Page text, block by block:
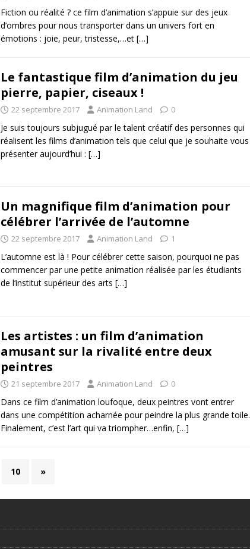
Fiction ou réalité ? ce film d’animation s’appuie sur des jeux
d’ombres pour nous transporter dans un univers fort en
émotions : joie, peur, tristesse,…et […]
Le fantastique film d’animation du jeu
pierre, papier, ciseaux !
22 septembre 2017 Animation Land 0
Je suis toujours subjugué par le talent créatif des personnes qui
réalisent les films d’animation tels que celui que je souhaite vous
présenter aujourd’hui : […]
Un magnifique film d’animation pour
célébrer l’arrivée de l’automne
22 septembre 2017 Animation Land 1
L’automne est là ! Pour célébrer cette saison, pourquoi ne pas
commencer par une petite animation réalisée par les étudiants
de l‘institut supérieur des arts […]
Les artistes : un film d’animation
amusant sur la rivalité entre deux
peintres
21 septembre 2017 Animation Land 0
Dans ce film d’animation loufoque, deux peintres vont entrer
dans une compétition acharnée pour peindre la plus grande toile.
Finalement, c’est l’art qui va triompher…enfin, […]
10 »